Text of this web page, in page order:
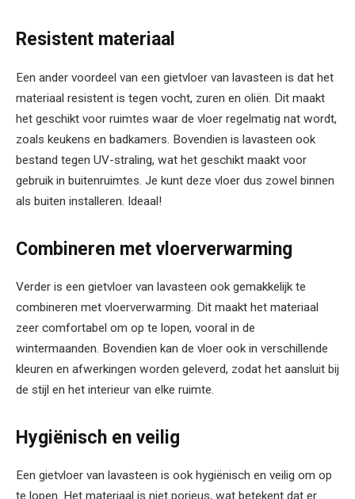
Resistent materiaal
Een ander voordeel van een gietvloer van lavasteen is dat het
materiaal resistent is tegen vocht, zuren en oliën. Dit maakt
het geschikt voor ruimtes waar de vloer regelmatig nat wordt,
zoals keukens en badkamers. Bovendien is lavasteen ook
bestand tegen UV-straling, wat het geschikt maakt voor
gebruik in buitenruimtes. Je kunt deze vloer dus zowel binnen
als buiten installeren. Ideaal!
Combineren met vloerverwarming
Verder is een gietvloer van lavasteen ook gemakkelijk te
combineren met vloerverwarming. Dit maakt het materiaal
zeer comfortabel om op te lopen, vooral in de
wintermaanden. Bovendien kan de vloer ook in verschillende
kleuren en afwerkingen worden geleverd, zodat het aansluit bij
de stijl en het interieur van elke ruimte.
Hygiënisch en veilig
Een gietvloer van lavasteen is ook hygiënisch en veilig om op